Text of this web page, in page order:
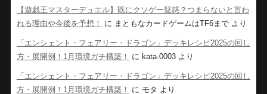
【遊戯王マスターデュエル】既にクソゲー疑惑？つまらないと言わ
れる理由や今後を予想！
に まともなカードゲームはTF6までより
「エンシェント・フェアリー・ドラゴン」デッキレシピ2025の回し
方・展開例！1月環境ガチ構築！
に kata-0003より
「エンシェント・フェアリー・ドラゴン」デッキレシピ2025の回し
方・展開例！1月環境ガチ構築！
に モタ より